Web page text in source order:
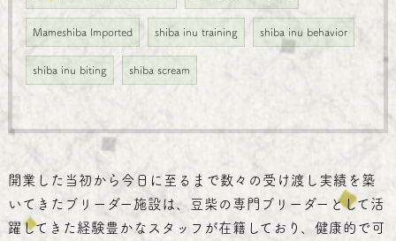
Mameshiba Imported shiba inu training shiba inu behavior
shiba inu biting shiba scream
開業した当初から今日に至るまで数々の受け渡し実績を築
いてきたブリーダー施設は、豆柴の専門ブリーダーとして活
躍してきた経験豊かなスタッフが在籍しており、健康的で可